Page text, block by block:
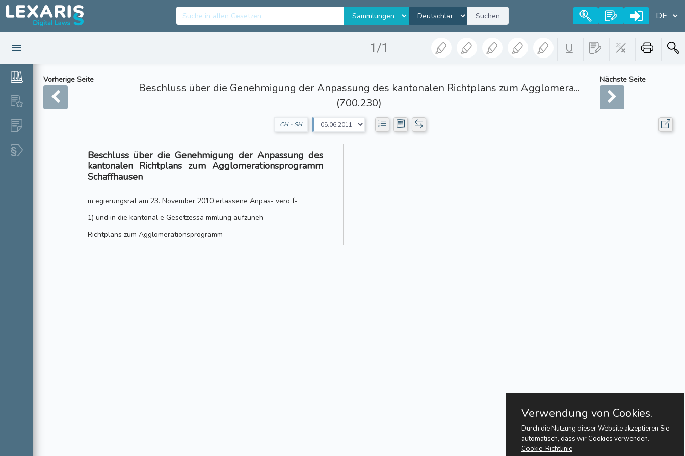
Suchen
1/1
Vorherige Seite
Beschluss über die Genehmigung der Anpassung des kantonalen Richtplans zum Agglomera...
(700.230)
Nächste Seite
CH - SH
Beschluss über die Genehmigung der Anpassung des
kantonalen Richtplans zum Agglomerationsprogramm
Schaffhausen
m egierungsrat am 23. November 2010 erlassene Anpas- verö f-
1) und in die kantonal e Gesetzessa mmlung aufzuneh-
Richtplans zum Agglomerationsprogramm
Verwendung von Cookies.
Durch die Nutzung dieser Website akzeptieren Sie
automatisch, dass wir Cookies verwenden.
Cookie-Richtlinie